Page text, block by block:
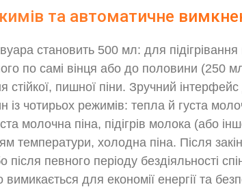
та автоматичне
становить 500 мл: для
по самі вінця або до половини (250
стійкої, пишної піни. Зручний
із чотирьох режимів: тепла й густа
молочна піна, підігрів молока (або
температури, холодна піна. Після
після певного періоду бездіяльності
для економії енергії та